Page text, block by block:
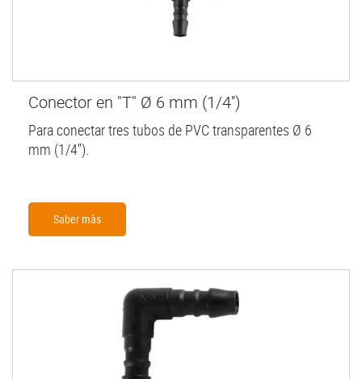
Conector en "T" Ø 6 mm (1/4'')
Para conectar tres tubos de PVC transparentes Ø 6
mm (1/4'').
Saber màs